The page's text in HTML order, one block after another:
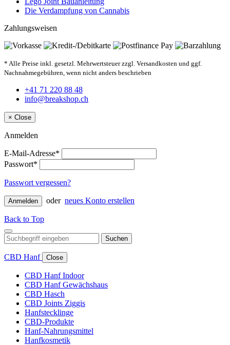
Die Verdampfung von Cannabis
Zahlungsweisen
* Alle Preise inkl. gesetzl. Mehrwertsteuer zzgl. Versandkosten und ggf.
Nachnahmegebühren, wenn nicht anders beschrieben
+41 71 220 88 48
info@breakshop.ch
× Close
Anmelden
E-Mail-Adresse*
Passwort*
Passwort vergessen?
Anmelden oder neues Konto erstellen
Back to Top
Suchen
CBD Hanf Close
CBD Hanf Indoor
CBD Hanf Gewächshaus
CBD Hasch
CBD Joints Ziggis
Hanfstecklinge
CBD-Produkte
Hanf-Nahrungsmittel
Hanfkosmetik